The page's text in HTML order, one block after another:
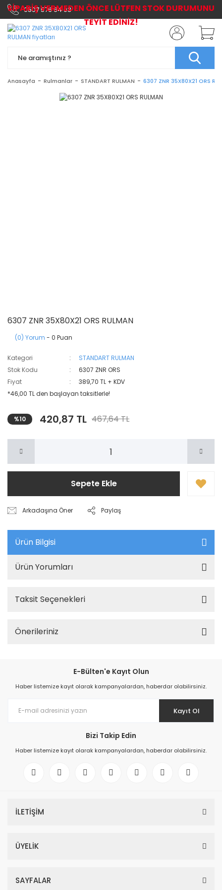
0507 576 64 03
Anasayfa Rulmanlar STANDART RULMAN 6307 ZNR 35X80X21 ORS
6307 ZNR 35X80X21 ORS RULMAN
(0) Yorum - 0 Puan
Kategori
STANDART RULMAN
Stok Kodu
6307 ZNR ORS
Fiyat
389,70 TL + KDV
*46,00 TL den başlayan taksitlerle!
%10 420,87 TL 467,64 TL
Sepete Ekle
Arkadaşına Öner Paylaş
Ürün Bilgisi
Ürün Yorumları
Taksit Seçenekleri
Önerileriniz
E-Bülten'e Kayıt Olun
Haber listemize kayıt olarak kampanyalardan, haberdar olabilirsiniz.
Kayıt Ol
Bizi Takip Edin
Haber listemize kayıt olarak kampanyalardan, haberdar olabilirsiniz.
İLETİŞİM
ÜYELİK
SAYFALAR
SİPARİŞ VERMEDEN ÖNCE LÜTFEN STOK DURUMUNU
TEYİT EDİNİZ!